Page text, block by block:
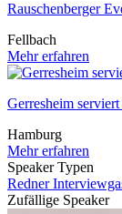
Rauschenberger
Fellbach
Mehr erfahren
Gerresheim
Hamburg
Mehr erfahren
Speaker Typen
Redner
Zufällige Speaker